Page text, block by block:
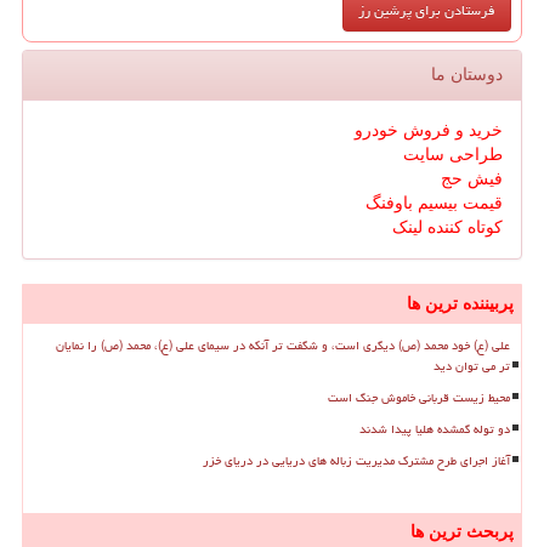
دوستان ما
خرید و فروش خودرو
طراحی سایت
فیش حج
قیمت بیسیم باوفنگ
کوتاه کننده لینک
پربیننده ترین ها
علی (ع) خود محمد (ص) دیگری است، و شگفت تر آنکه در سیمای علی (ع)، محمد (ص) را نمایان
تر می توان دید
محیط زیست قربانی خاموش جنگ است
دو توله گمشده هلیا پیدا شدند
آغاز اجرای طرح مشترک مدیریت زباله های دریایی در دریای خزر
پربحث ترین ها